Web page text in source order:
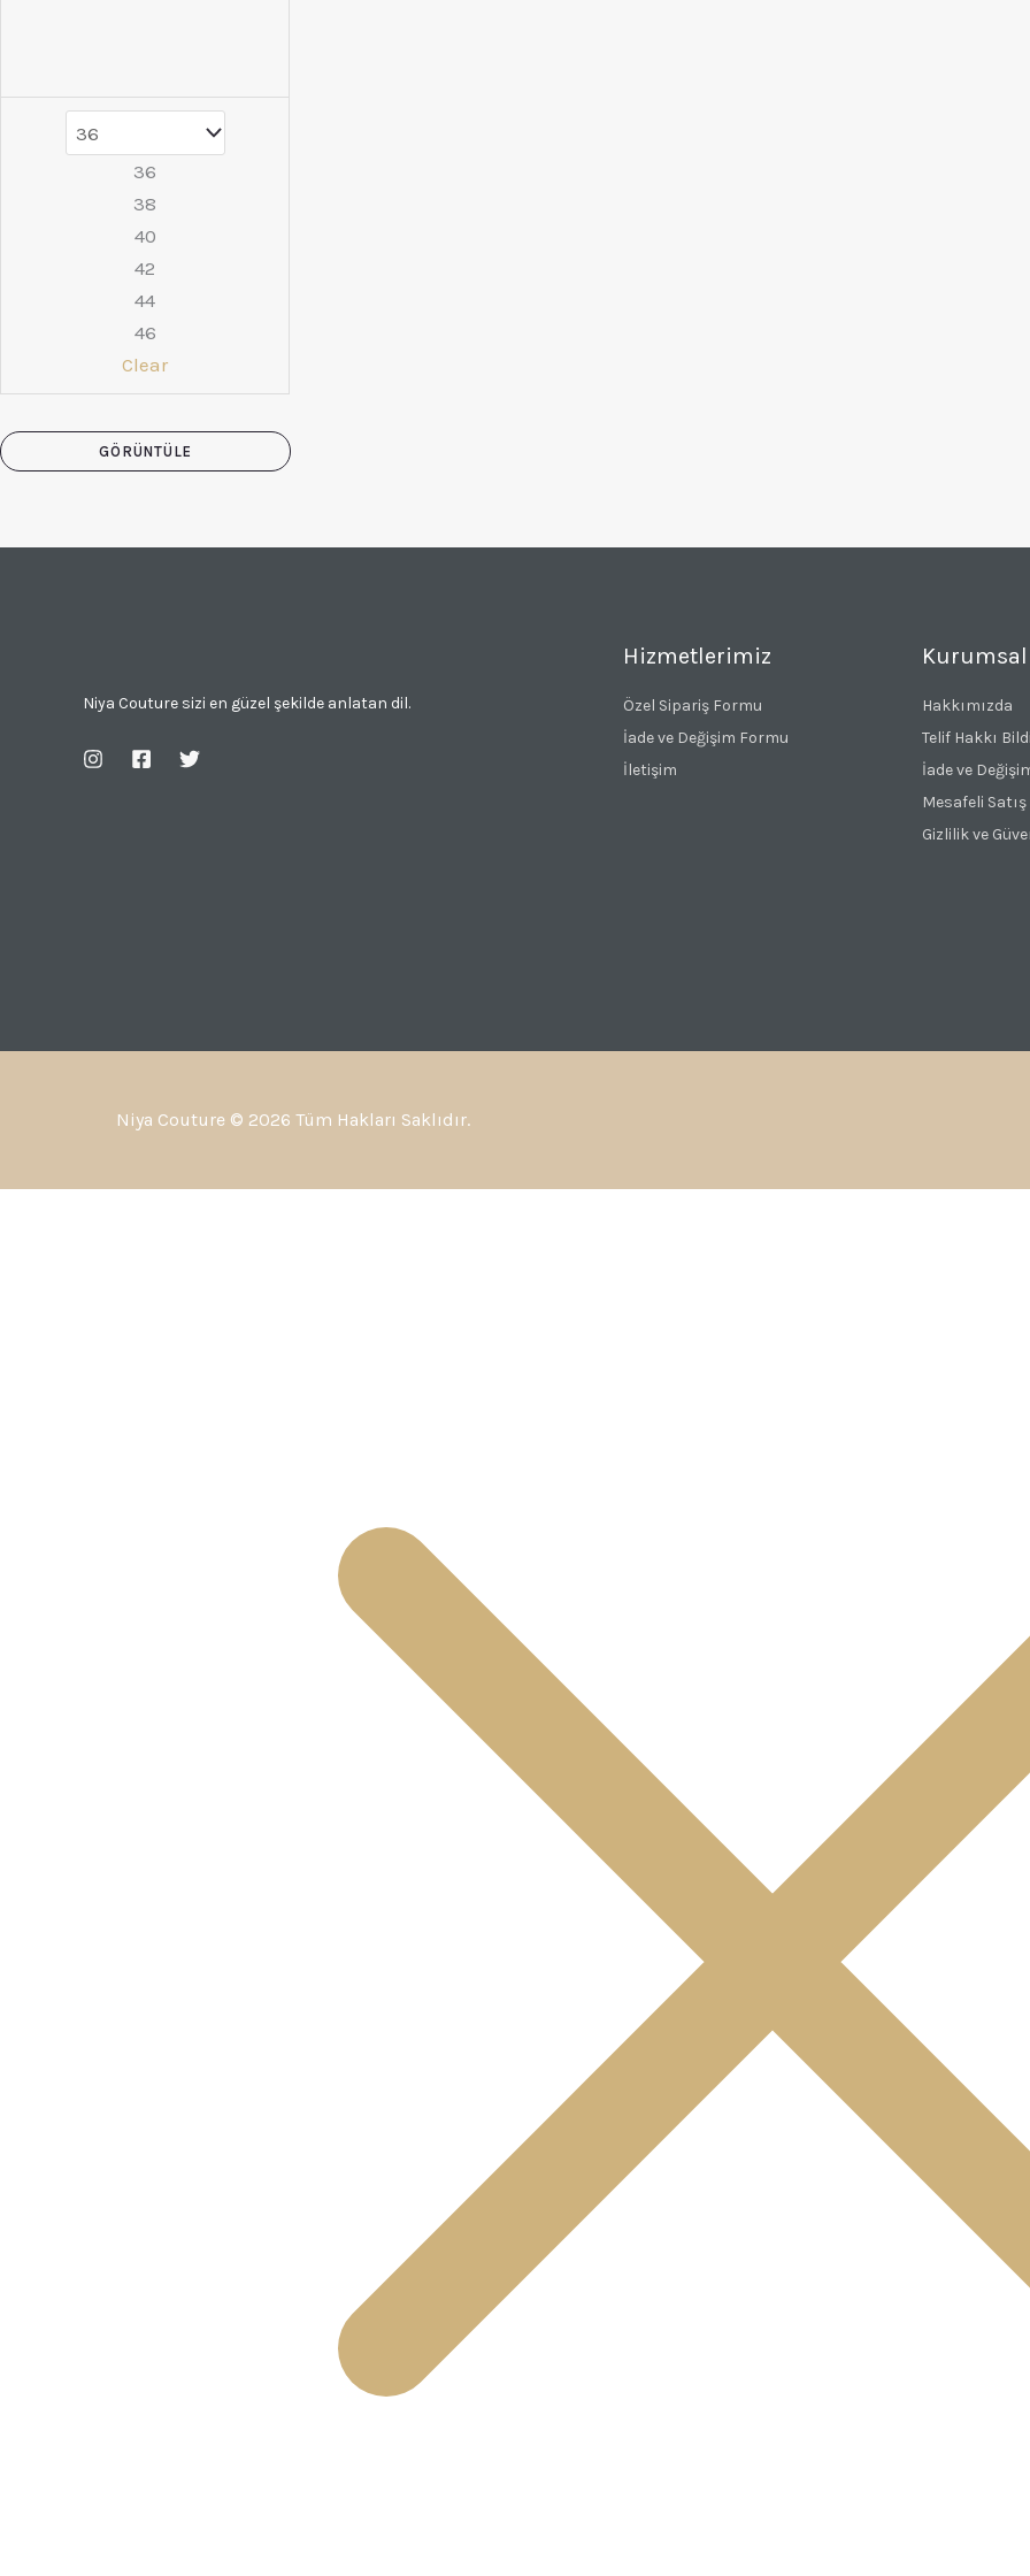
36
38
40
42
44
46
Clear
GÖRÜNTÜLE
Niya Couture sizi en güzel şekilde anlatan dil.
Hizmetlerimiz
Özel Sipariş Formu
İade ve Değişim Formu
İletişim
Kurumsal
Hakkımızda
Telif Hakkı
İade ve
Mesafeli
Gizlilik ve
Niya Couture © 2026 Tüm Hakları Saklıdır.